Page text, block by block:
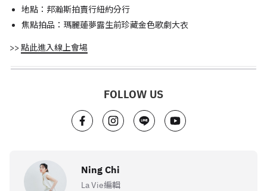
地點：邦瀚斯拍賣行紐約分行
焦點拍品：瑪麗蓮夢露生前珍藏金色歌劇大衣
>> 點此進入線上會場
FOLLOW US
Ning Chi
La Vie編輯